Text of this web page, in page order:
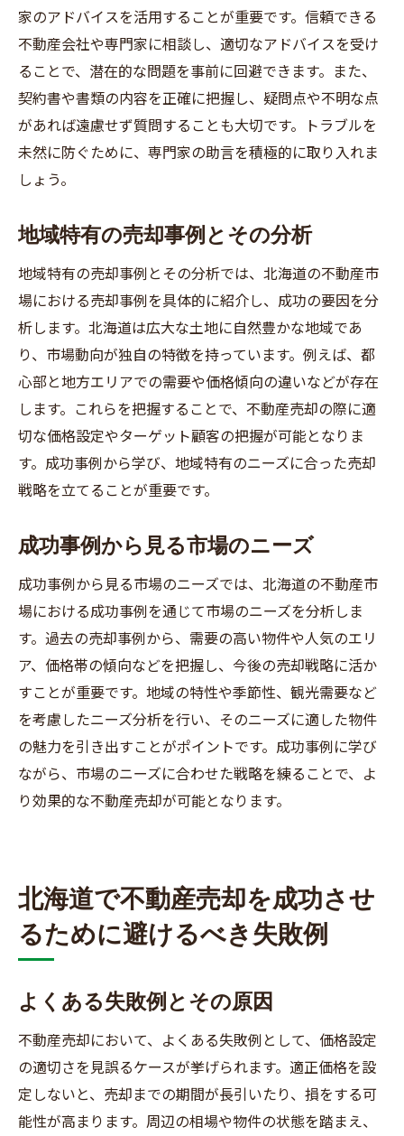
家のアドバイスを活用することが重要です。信頼できる
不動産会社や専門家に相談し、適切なアドバイスを受け
ることで、潜在的な問題を事前に回避できます。また、
契約書や書類の内容を正確に把握し、疑問点や不明な点
があれば遠慮せず質問することも大切です。トラブルを
未然に防ぐために、専門家の助言を積極的に取り入れま
しょう。
地域特有の売却事例とその分析
地域特有の売却事例とその分析では、北海道の不動産市
場における売却事例を具体的に紹介し、成功の要因を分
析します。北海道は広大な土地に自然豊かな地域であ
り、市場動向が独自の特徴を持っています。例えば、都
心部と地方エリアでの需要や価格傾向の違いなどが存在
します。これらを把握することで、不動産売却の際に適
切な価格設定やターゲット顧客の把握が可能となりま
す。成功事例から学び、地域特有のニーズに合った売却
戦略を立てることが重要です。
成功事例から見る市場のニーズ
成功事例から見る市場のニーズでは、北海道の不動産市
場における成功事例を通じて市場のニーズを分析しま
す。過去の売却事例から、需要の高い物件や人気のエリ
ア、価格帯の傾向などを把握し、今後の売却戦略に活か
すことが重要です。地域の特性や季節性、観光需要など
を考慮したニーズ分析を行い、そのニーズに適した物件
の魅力を引き出すことがポイントです。成功事例に学び
ながら、市場のニーズに合わせた戦略を練ることで、よ
り効果的な不動産売却が可能となります。
北海道で不動産売却を成功させ
るために避けるべき失敗例
よくある失敗例とその原因
不動産売却において、よくある失敗例として、価格設定
の適切さを見誤るケースが挙げられます。適正価格を設
定しないと、売却までの期間が長引いたり、損をする可
能性が高まります。周辺の相場や物件の状態を踏まえ、